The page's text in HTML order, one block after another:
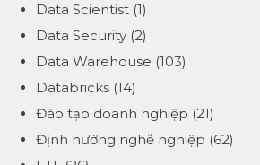
Data Scientist (1)
Data Security (2)
Data Warehouse (103)
Databricks (14)
Đào tạo doanh nghiệp (21)
Định hướng nghề nghiệp (62)